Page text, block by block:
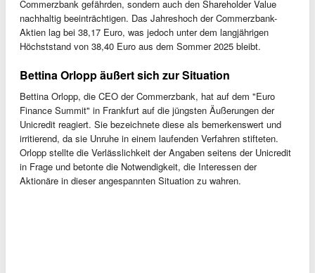
Commerzbank gefährden, sondern auch den Shareholder Value
nachhaltig beeinträchtigen. Das Jahreshoch der Commerzbank-
Aktien lag bei 38,17 Euro, was jedoch unter dem langjährigen
Höchststand von 38,40 Euro aus dem Sommer 2025 bleibt.
Bettina Orlopp äußert sich zur Situation
Bettina Orlopp, die CEO der Commerzbank, hat auf dem "Euro
Finance Summit" in Frankfurt auf die jüngsten Äußerungen der
Unicredit reagiert. Sie bezeichnete diese als bemerkenswert und
irritierend, da sie Unruhe in einem laufenden Verfahren stifteten.
Orlopp stellte die Verlässlichkeit der Angaben seitens der Unicredit
in Frage und betonte die Notwendigkeit, die Interessen der
Aktionäre in dieser angespannten Situation zu wahren.